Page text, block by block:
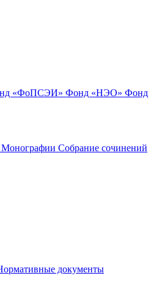
«ФоПСЭИ» Фонд «НЭО» Фонд
Монографии Собрание сочинений
документы